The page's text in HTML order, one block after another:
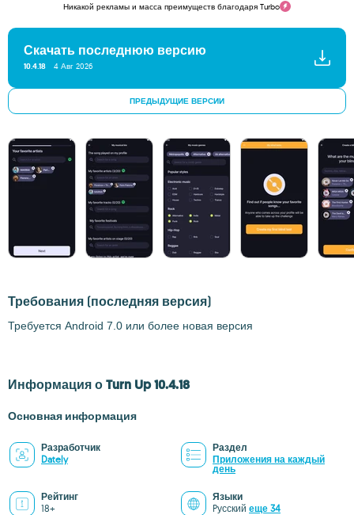
Никакой рекламы и масса преимуществ благодаря Turbo
Скачать последнюю версию
10.4.18 4 Авг 2026
ПРЕДЫДУЩИЕ ВЕРСИИ
Требования (последняя версия)
Требуется Android 7.0 или более новая версия
Информация о Turn Up 10.4.18
Основная информация
Разработчик
Dately
Раздел
Приложения на каждый
день
Рейтинг
18+
Языки
Pусский еще 34